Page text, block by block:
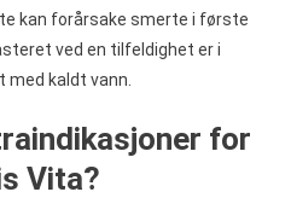
kan forårsake smerte i første
ved en tilfeldighet er i
med kaldt vann.
for
Vita?